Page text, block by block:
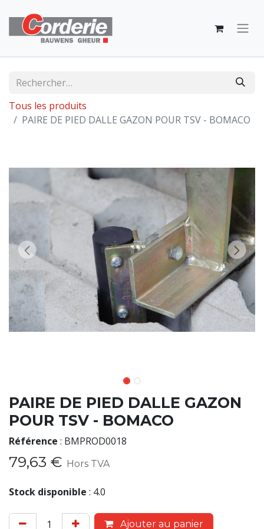
Tous les produits
PAIRE DE PIED DALLE GAZON POUR TSV - BOMACO
PAIRE DE PIED DALLE GAZON
POUR TSV - BOMACO
Référence : BMPROD0018
79,63 € Hors TVA
Stock disponible : 4.0
Ajouter au panier